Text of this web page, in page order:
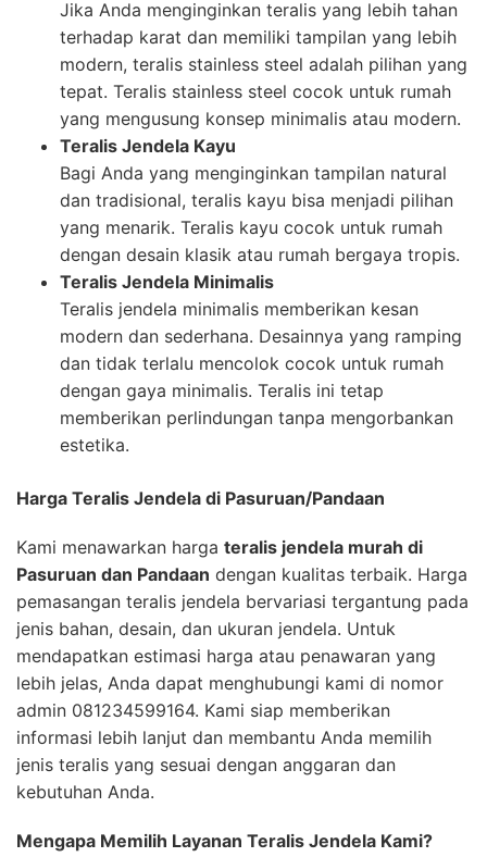
Jika Anda menginginkan teralis yang lebih tahan
terhadap karat dan memiliki tampilan yang lebih
modern, teralis stainless steel adalah pilihan yang
tepat. Teralis stainless steel cocok untuk rumah
yang mengusung konsep minimalis atau modern.
Teralis Jendela Kayu
Bagi Anda yang menginginkan tampilan natural
dan tradisional, teralis kayu bisa menjadi pilihan
yang menarik. Teralis kayu cocok untuk rumah
dengan desain klasik atau rumah bergaya tropis.
Teralis Jendela Minimalis
Teralis jendela minimalis memberikan kesan
modern dan sederhana. Desainnya yang ramping
dan tidak terlalu mencolok cocok untuk rumah
dengan gaya minimalis. Teralis ini tetap
memberikan perlindungan tanpa mengorbankan
estetika.
Harga Teralis Jendela di Pasuruan/Pandaan
Kami menawarkan harga teralis jendela murah di
Pasuruan dan Pandaan dengan kualitas terbaik. Harga
pemasangan teralis jendela bervariasi tergantung pada
jenis bahan, desain, dan ukuran jendela. Untuk
mendapatkan estimasi harga atau penawaran yang
lebih jelas, Anda dapat menghubungi kami di nomor
admin 081234599164. Kami siap memberikan
informasi lebih lanjut dan membantu Anda memilih
jenis teralis yang sesuai dengan anggaran dan
kebutuhan Anda.
Mengapa Memilih Layanan Teralis Jendela Kami?